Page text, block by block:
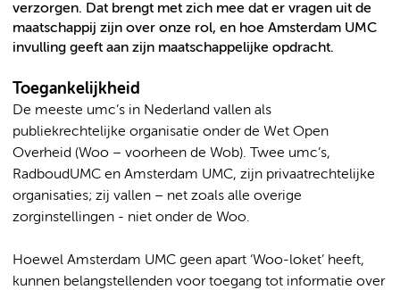
verzorgen. Dat brengt met zich mee dat er vragen uit de
maatschappij zijn over onze rol, en hoe Amsterdam UMC
invulling geeft aan zijn maatschappelijke opdracht.
Toegankelijkheid
De meeste umc’s in Nederland vallen als
publiekrechtelijke organisatie onder de Wet Open
Overheid (Woo – voorheen de Wob). Twee umc’s,
RadboudUMC en Amsterdam UMC, zijn privaatrechtelijke
organisaties; zij vallen – net zoals alle overige
zorginstellingen - niet onder de Woo.
Hoewel Amsterdam UMC geen apart ‘Woo-loket’ heeft,
kunnen belangstellenden voor toegang tot informatie over